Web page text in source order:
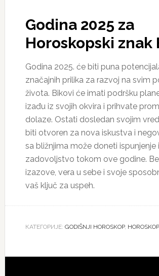
Godina 2025 za
Horoskopski znak
Godina 2025. će biti puna
značajnih prilika za razvoj na svim
života. Bikovi će imati podršku
izađu iz svojih okvira i prihvate
dolaze. Ostati dosledan svojim
biti otvoren za nova iskustva i
sa bližnjima može doneti ispunjenje i
zadovoljstvo tokom ove godine.
izazove, vera u sebe i svoje
vaš ključ za uspeh.
КАТЕГОРИЈЕ: GODIŠNJI HOROSKOP, HOROSKOP